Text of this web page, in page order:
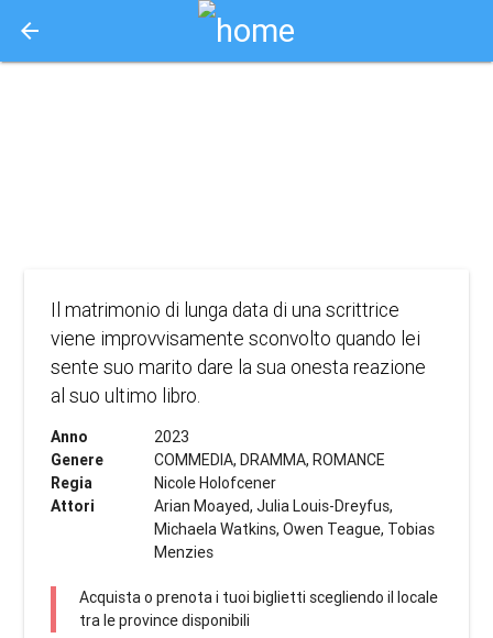
arrow_back
Il matrimonio di lunga data di una scrittrice
viene improvvisamente sconvolto quando lei
sente suo marito dare la sua onesta reazione
al suo ultimo libro.
Anno
2023
Genere
COMMEDIA, DRAMMA, ROMANCE
Regia
Nicole Holofcener
Attori
Arian Moayed, Julia Louis-Dreyfus,
Michaela Watkins, Owen Teague, Tobias
Menzies
Acquista o prenota i tuoi biglietti scegliendo il locale
tra le province disponibili